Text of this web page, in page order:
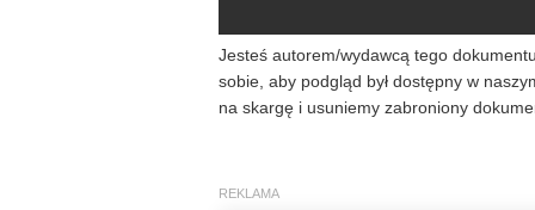
Jesteś autorem/wydawcą tego
sobie, aby podgląd był dostępny w
na skargę i usuniemy zabroniony